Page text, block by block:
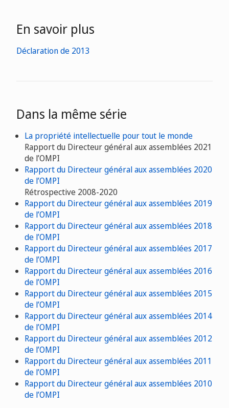
En savoir plus
Déclaration de 2013
Dans la même série
La propriété intellectuelle pour tout le monde
Rapport du Directeur général aux assemblées 2021
de l’OMPI
Rapport du Directeur général aux assemblées 2020
de l’OMPI
Rétrospective 2008-2020
Rapport du Directeur général aux assemblées 2019
de l’OMPI
Rapport du Directeur général aux assemblées 2018
de l’OMPI
Rapport du Directeur général aux assemblées 2017
de l’OMPI
Rapport du Directeur général aux assemblées 2016
de l’OMPI
Rapport du Directeur général aux assemblées 2015
de l’OMPI
Rapport du Directeur général aux assemblées 2014
de l’OMPI
Rapport du Directeur général aux assemblées 2012
de l’OMPI
Rapport du Directeur général aux assemblées 2011
de l’OMPI
Rapport du Directeur général aux assemblées 2010
de l’OMPI